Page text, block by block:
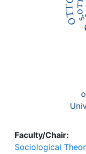
Faculty/Chair:
Sociological